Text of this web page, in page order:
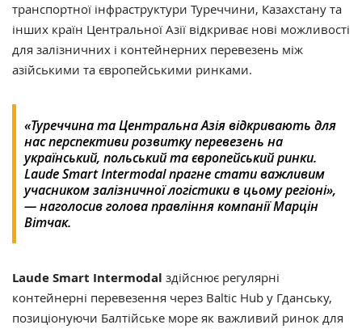
транспортної інфраструктури Туреччини, Казахстану та
інших країн Центральної Азії відкриває нові можливості
для залізничних і контейнерних перевезень між
азійськими та європейськими ринками.
«Туреччина та Центральна Азія відкривають для
нас перспективи розвитку перевезень на
український, польський та європейський ринки.
Laude Smart Intermodal прагне стати важливим
учасником залізничної логістики в цьому регіоні»,
— наголосив голова правління компанії Марцін
Вітчак.
Laude Smart Intermodal здійснює регулярні
контейнерні перевезення через Baltic Hub у Гданську,
позиціонуючи Балтійське море як важливий ринок для